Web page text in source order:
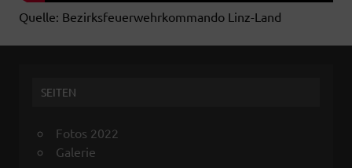
Quelle: Bezirksfeuerwehrkommando Linz-Land
SEITEN
Fotos 2022
Galerie